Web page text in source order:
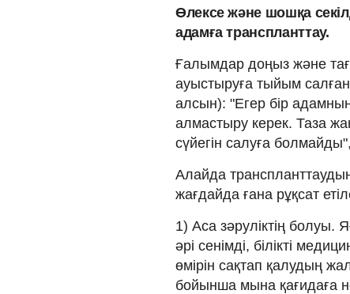
Өлексе және шошқа
адамға транспланттау.
Ғалымдар доңыз және
ауыстыруға тыйым
алсын): "Егер бір
алмастыру керек. Таза
сүйегін салуға
Алайда
жағдайда ғана рұқсат
1) Аса зәруліктің
әрі сенімді, білікті
өмірін сақтап қалудың
бойынша мына қағидаға